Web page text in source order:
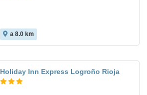
a 8.0 km
Holiday Inn Express Logroño Rioja